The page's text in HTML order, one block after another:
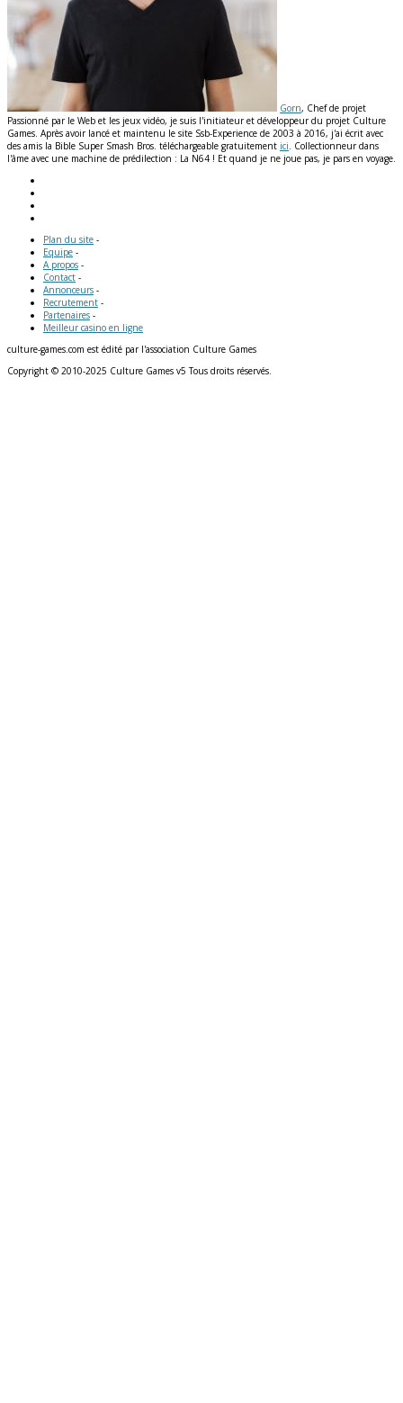
Gorn, Chef de projet
Passionné par le Web et les jeux vidéo, je suis l'initiateur et développeur du projet Culture
Games. Après avoir lancé et maintenu le site Ssb-Experience de 2003 à 2016, j'ai écrit avec
des amis la Bible Super Smash Bros. téléchargeable gratuitement ici. Collectionneur dans
l'âme avec une machine de prédilection : La N64 ! Et quand je ne joue pas, je pars en voyage.
Plan du site -
Equipe -
A propos -
Contact -
Annonceurs -
Recrutement -
Partenaires -
Meilleur casino en ligne
culture-games.com est édité par l'association Culture Games
Copyright © 2010-2025 Culture Games v5 Tous droits réservés.